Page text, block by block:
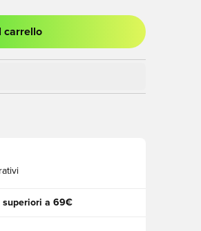
o registrarsi come membro
carrello
superiori a 69€